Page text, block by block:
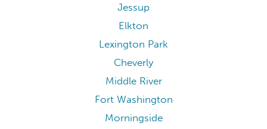
Jessup
Elkton
Lexington Park
Cheverly
Middle River
Fort Washington
Morningside